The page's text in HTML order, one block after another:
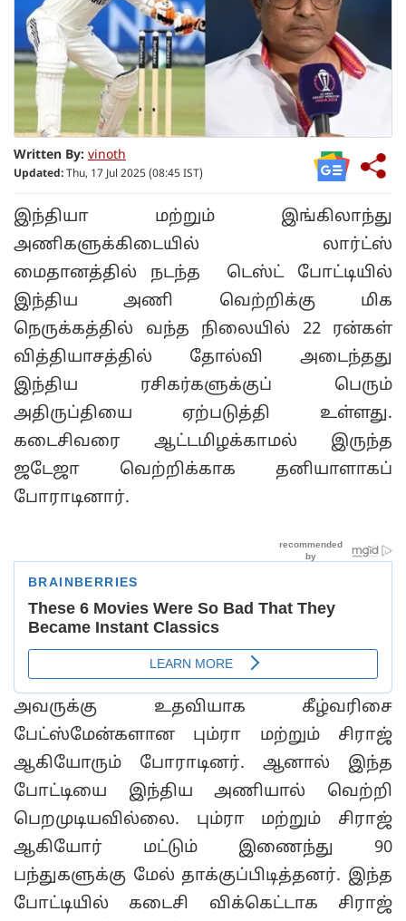
Written By: vinoth
Updated: Thu, 17 Jul 2025 (08:45 IST)
இந்தியா மற்றும் இங்கிலாந்து
அணிகளுக்கிடையில் லார்ட்ஸ்
மைதானத்தில் நடந்த டெஸ்ட் போட்டியில்
இந்திய அணி வெற்றிக்கு மிக
நெருக்கத்தில் வந்த நிலையில் 22 ரன்கள்
வித்தியாசத்தில் தோல்வி அடைந்தது
இந்திய ரசிகர்களுக்குப் பெரும்
அதிருப்தியை ஏற்படுத்தி உள்ளது.
கடைசிவரை ஆட்டமிழக்காமல் இருந்த
ஜடேஜா வெற்றிக்காக தனியாளாகப்
போராடினார்.
அவருக்கு உதவியாக கீழ்வரிசை
பேட்ஸ்மேன்களான பும்ரா மற்றும் சிராஜ்
ஆகியோரும் போராடினர். ஆனால் இந்த
போட்டியை இந்திய அணியால் வெற்றி
பெறமுடியவில்லை. பும்ரா மற்றும் சிராஜ்
ஆகியோர் மட்டும் இணைந்து 90
பந்துகளுக்கு மேல் தாக்குப்பிடித்தனர். இந்த
போட்டியில் கடைசி விக்கெட்டாக சிராஜ்